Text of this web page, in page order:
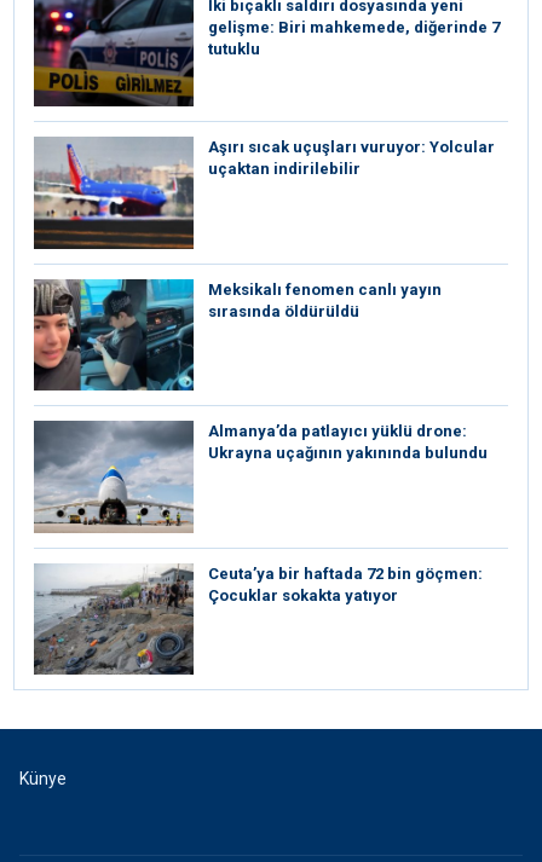
İki bıçaklı saldırı dosyasında yeni
gelişme: Biri mahkemede, diğerinde 7
tutuklu
Aşırı sıcak uçuşları vuruyor: Yolcular
uçaktan indirilebilir
Meksikalı fenomen canlı yayın
sırasında öldürüldü
Almanya’da patlayıcı yüklü drone:
Ukrayna uçağının yakınında bulundu
Ceuta’ya bir haftada 72 bin göçmen:
Çocuklar sokakta yatıyor
Künye